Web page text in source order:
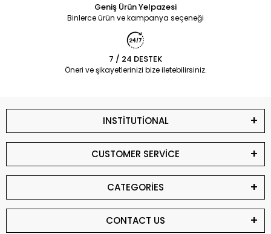
Geniş Ürün Yelpazesi
Binlerce ürün ve kampanya seçeneği
7 / 24 DESTEK
Öneri ve şikayetlerinizi bize iletebilirsiniz.
INSTİTUTİONAL
CUSTOMER SERVİCE
CATEGORİES
CONTACT US